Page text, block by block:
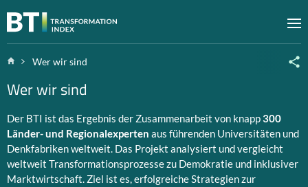
Zum Inhalt springen
HomeWer wir sind
Wer wir sind
Der BTI ist das Ergebnis der Zusammenarbeit von knapp300
Länder- und Regionalexperten aus führenden Universitäten und
Denkfabriken weltweit. Das Projekt analysiert und vergleicht
weltweit Transformationsprozesse zu Demokratie und inklusiver
Marktwirtschaft. Ziel ist es, erfolgreiche Strategien zur